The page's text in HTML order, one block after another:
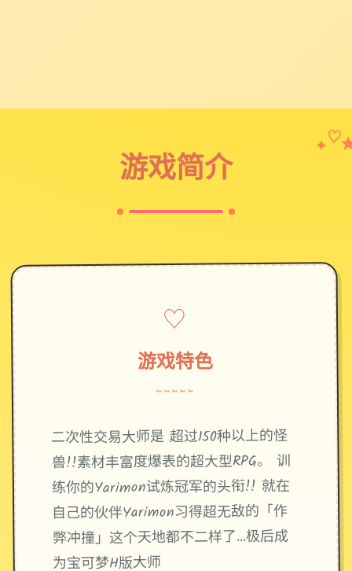
游戏简介
✦ ♡
♡
游戏特色
~~~~~
二次性交易大师是 超过150种以上的怪
兽!!素材丰富度爆表的超大型RPG。 训
练你的Yarimon试炼冠军的头衔!! 就在
自己的伙伴Yarimon习得超无敌的「作
弊冲撞」这个天地都不二样了...极后成
为宝可梦H版大师